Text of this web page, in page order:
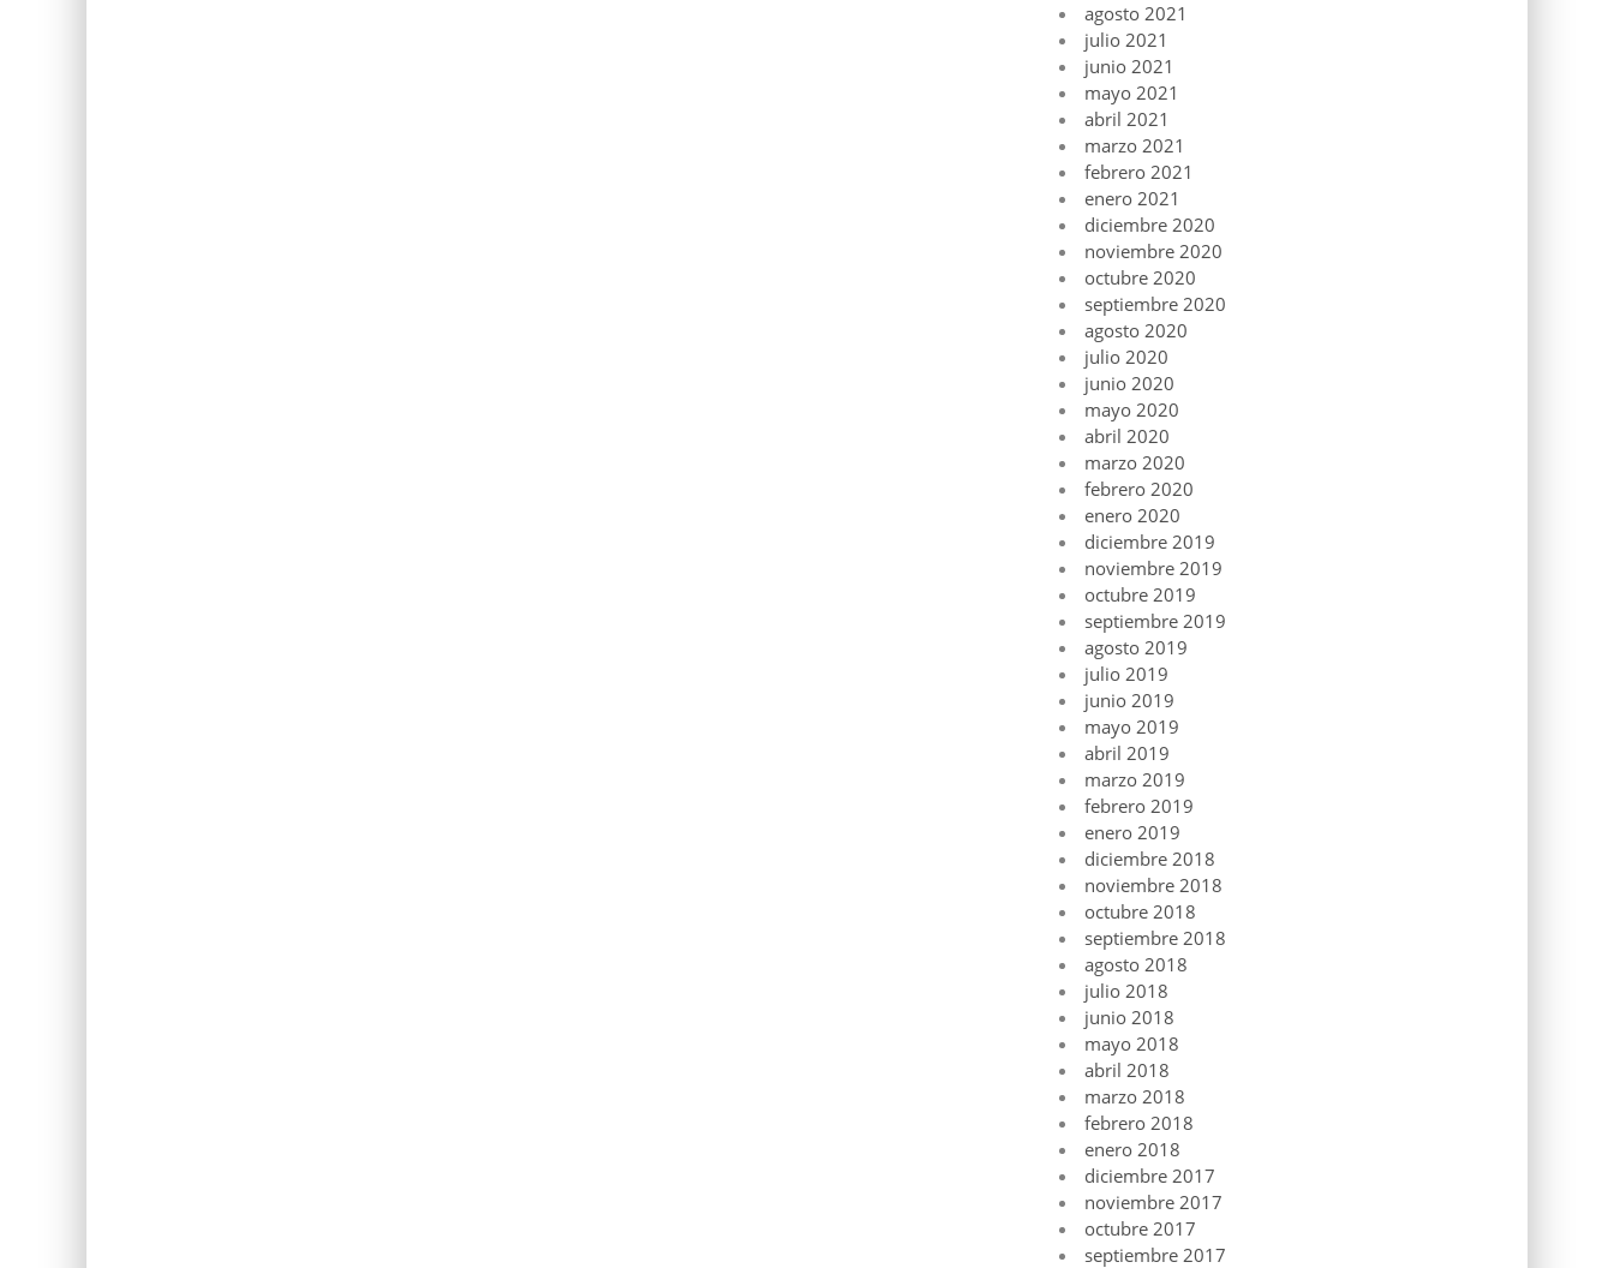
agosto 2021
julio 2021
junio 2021
mayo 2021
abril 2021
marzo 2021
febrero 2021
enero 2021
diciembre 2020
noviembre 2020
octubre 2020
septiembre 2020
agosto 2020
julio 2020
junio 2020
mayo 2020
abril 2020
marzo 2020
febrero 2020
enero 2020
diciembre 2019
noviembre 2019
octubre 2019
septiembre 2019
agosto 2019
julio 2019
junio 2019
mayo 2019
abril 2019
marzo 2019
febrero 2019
enero 2019
diciembre 2018
noviembre 2018
octubre 2018
septiembre 2018
agosto 2018
julio 2018
junio 2018
mayo 2018
abril 2018
marzo 2018
febrero 2018
enero 2018
diciembre 2017
noviembre 2017
octubre 2017
septiembre 2017